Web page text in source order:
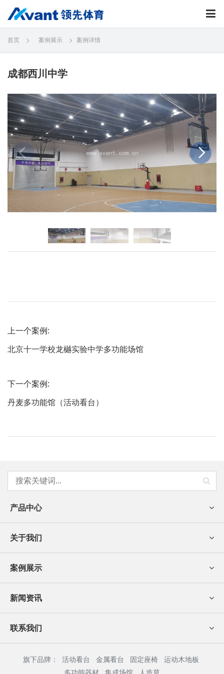
首页 案例展示 案例详情
成都西川中学
上一个案例:
北京十一学校龙樾实验中学多功能场馆
下一个案例:
丹麦多功能馆（活动看台）
产品中心
关于我们
案例展示
新闻资讯
联系我们
旗下品牌： 活动看台 金属看台 固定座椅
运动木地板